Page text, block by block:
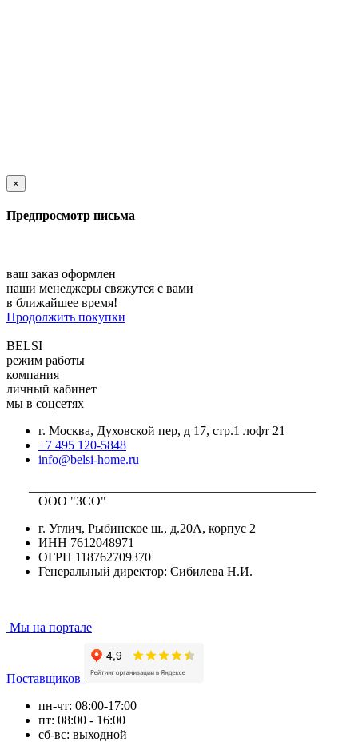
×
Предпросмотр письма
ваш заказ оформлен
наши менеджеры свяжутся с вами
в ближайшее время!
Продолжить покупки
BELSI
режим работы
компания
личный кабинет
мы в соцсетях
г. Москва, Духовской пер, д 17, стр.1 лофт 21
+7 495 120-5848
info@belsi-home.ru
ООО "ЗСО"
г. Углич, Рыбинское ш., д.20А, корпус 2
ИНН 7612048971
ОГРН 118762709370
Генеральный директор: Сибилева Н.И.
Мы на портале
Поставщиков
пн-чт: 08:00-17:00
пт: 08:00 - 16:00
сб-вс: выходной